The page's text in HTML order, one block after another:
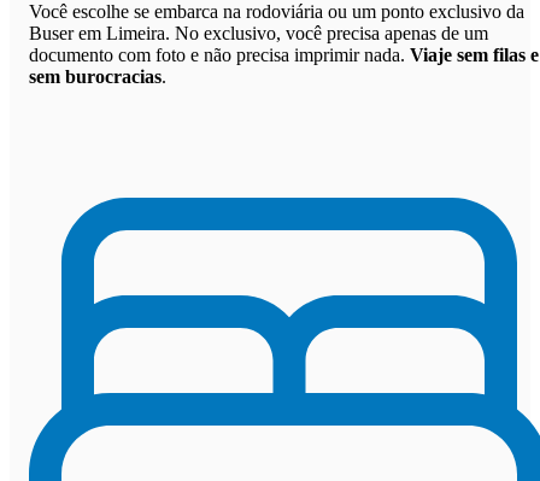
Você escolhe se embarca na rodoviária ou um ponto exclusivo da
Buser em Limeira. No exclusivo, você precisa apenas de um
documento com foto e não precisa imprimir nada. Viaje sem filas e
sem burocracias.